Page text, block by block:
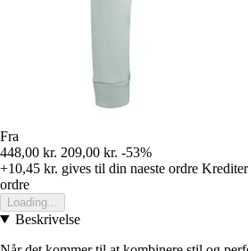
Fra
448,00 kr. 209,00 kr. -53%
+10,45 kr. gives til din naeste ordre
ordre
Loading...
Beskrivelse